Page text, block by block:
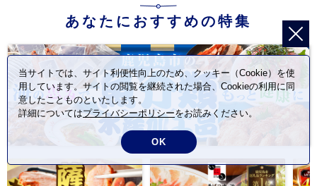
あなたにおすすめの特集
当サイトでは、サイト利便性向上のため、クッキー（Cookie）を使
用しています。サイトの閲覧を継続された場合、Cookieの利用に同
意したことものといたします。
詳細についてはプライバシーポリシーをお読みください。
OK